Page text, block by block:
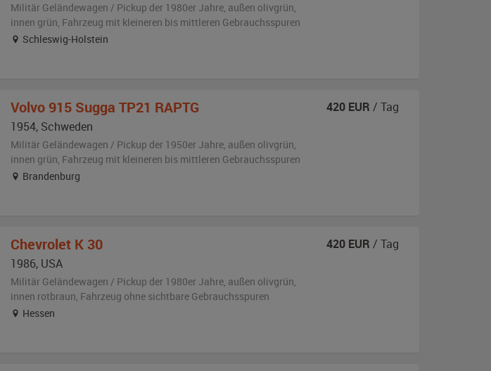
Militär Geländewagen / Pickup der 1980er Jahre, außen olivgrün,
innen grün, Fahrzeug mit kleineren bis mittleren Gebrauchsspuren
Schleswig-Holstein
Volvo 915 Sugga TP21 RAPTG
1954, Schweden
Militär Geländewagen / Pickup der 1950er Jahre, außen olivgrün,
innen grün, Fahrzeug mit kleineren bis mittleren Gebrauchsspuren
Brandenburg
420 EUR / Tag
Chevrolet K 30
1986, USA
Militär Geländewagen / Pickup der 1980er Jahre, außen olivgrün,
innen rotbraun, Fahrzeug ohne sichtbare Gebrauchsspuren
Hessen
420 EUR / Tag